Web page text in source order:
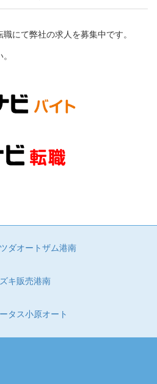
にて弊社の求人を募集中です。
ダオートザム港南
キ販売港南
タス小原オート